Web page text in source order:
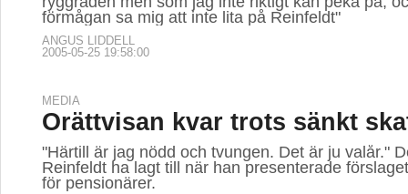
förmågan sa mig att inte lita på Reinfeldt"
ANGUS LIDDELL
2005-05-25 19:58:00
MEDIA
Orättvisan kvar trots sänkt
"Härtill är jag nödd och tvungen. Det är ju valår."
Reinfeldt ha lagt till när han presenterade
för pensionärer.